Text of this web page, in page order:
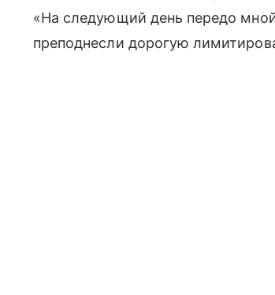
«На следующий день передо
преподнесли дорогую